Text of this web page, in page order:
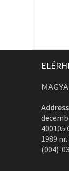
Address
400105
1989
(004)-